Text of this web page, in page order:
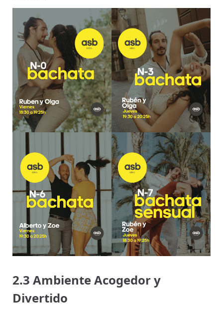
2.3 Ambiente Acogedor y
Divertido